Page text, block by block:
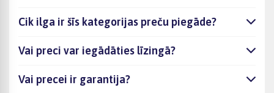
Cik ilga ir šīs kategorijas preču piegāde?
Vai preci var iegādāties līzingā?
Vai precei ir garantija?